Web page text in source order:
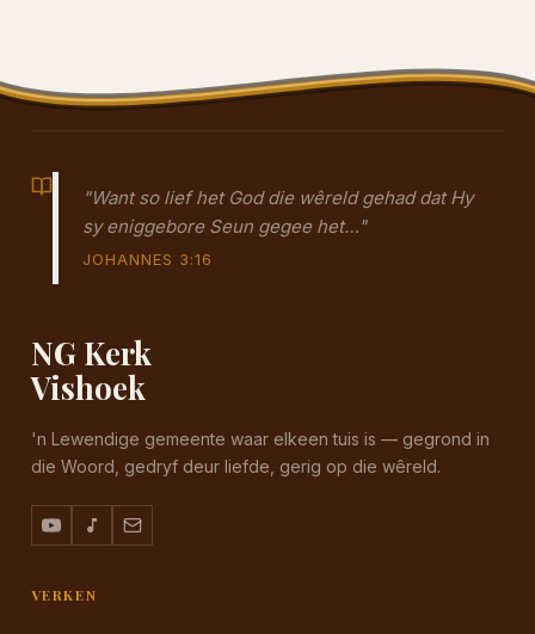
"Want so lief het God die wêreld gehad dat Hy
sy eniggebore Seun gegee het…"
JOHANNES 3:16
NG Kerk
Vishoek
'n Lewendige gemeente waar elkeen tuis is — gegrond in
die Woord, gedryf deur liefde, gerig op die wêreld.
VERKEN